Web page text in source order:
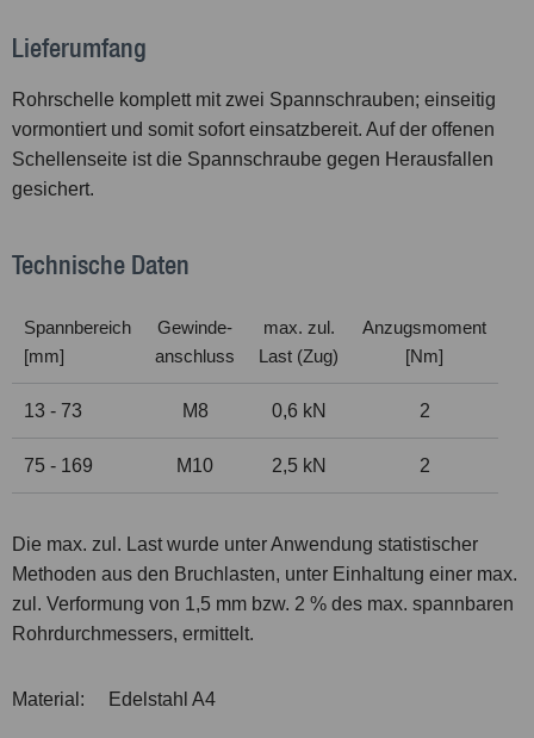
Lieferumfang
Rohrschelle komplett mit zwei Spannschrauben; einseitig
vormontiert und somit sofort einsatzbereit. Auf der offenen
Schellenseite ist die Spannschraube gegen Herausfallen
gesichert.
Technische Daten
Spannbereich
[mm]
Gewinde-
anschluss
max. zul.
Last (Zug)
Anzugsmoment
[Nm]
13 - 73 M8 0,6 kN 2
75 - 169 M10 2,5 kN 2
Die max. zul. Last wurde unter Anwendung statistischer
Methoden aus den Bruchlasten, unter Einhaltung einer max.
zul. Verformung von 1,5 mm bzw. 2 % des max. spannbaren
Rohrdurchmessers, ermittelt.
Material: Edelstahl A4